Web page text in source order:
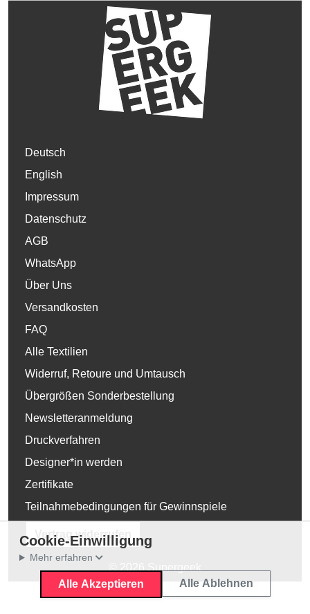
Deutsch
English
Impressum
Datenschutz
AGB
WhatsApp
Über Uns
Versandkosten
FAQ
Alle Textilien
Widerruf, Retoure und Umtausch
Übergrößen Sonderbestellung
Newsletteranmeldung
Druckverfahren
Designer*in werden
Zertifikate
Teilnahmebedingungen für Gewinnspiele
Vertrag widerrufen
Cookie-Einwilligung
Mehr erfahren
Alle Akzeptieren Alle Ablehnen